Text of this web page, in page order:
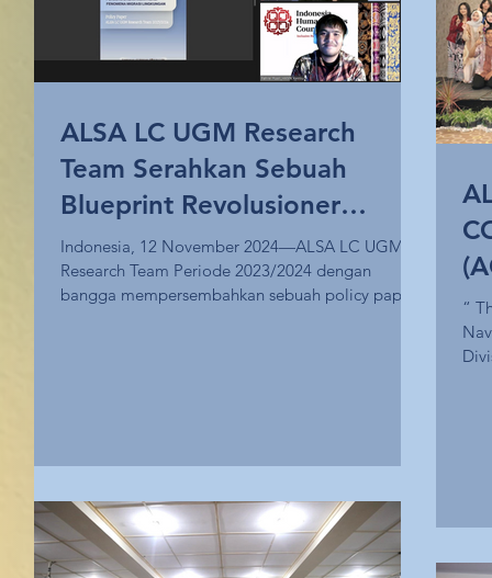
ALSA LC UGM Research
Team Serahkan Sebuah
Blueprint Revolusioner
mengenai Environmentally
Displaced Persons kepada
Kementerian Luar Negeri
Indonesia, 12 November 2024—ALSA LC UGM
Research Team Periode 2023/2024 dengan
bangga mempersembahkan sebuah policy paper
“